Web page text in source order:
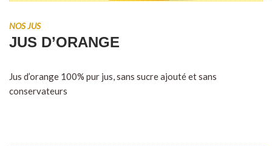
NOS JUS
JUS D’ORANGE
Jus d’orange 100% pur jus, sans sucre ajouté et sans
conservateurs